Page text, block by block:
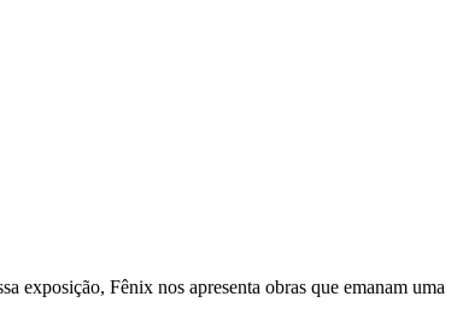
exposição, Fênix nos apresenta obras que emanam uma